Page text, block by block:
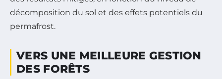
décomposition du sol et des effets potentiels du
permafrost.
VERS UNE MEILLEURE GESTION
DES FORÊTS